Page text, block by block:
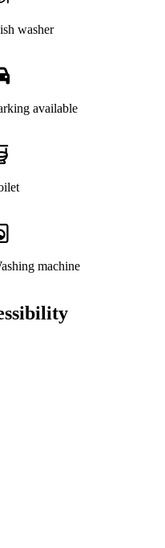
washer
available
machine